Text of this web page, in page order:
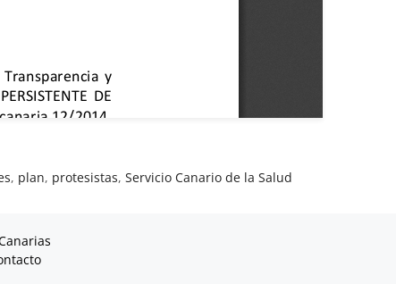
, plan, protesistas,Servicio Canario de la Salud